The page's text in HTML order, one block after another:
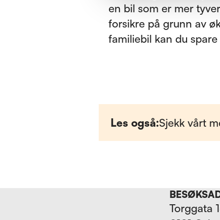
en bil som er mer
forsikre på grunn av
familiebil kan du
Les også:Sjekk vårt
Torggata